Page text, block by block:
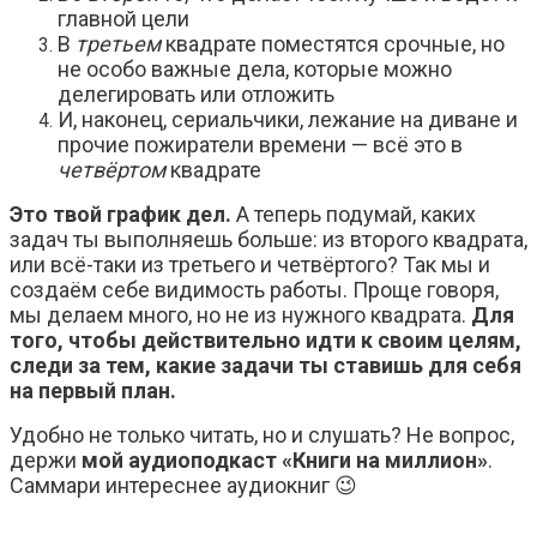
главной цели
В третьемквадрате поместятся срочные, но
не особо важные дела, которые можно
делегировать или отложить
И, наконец, сериальчики, лежание на диване и
прочие пожиратели времени — всё это в
четвёртомквадрате
Это твой график дел. А теперь подумай, каких
задач ты выполняешь больше: из второго квадрата,
или всё-таки из третьего и четвёртого? Так мы и
создаём себе видимость работы. Проще говоря,
мы делаем много, но не из нужного квадрата. Для
того, чтобы действительно идти к своим целям,
следи за тем, какие задачи ты ставишь для себя
на первый план.
Удобно не только читать, но и слушать? Не вопрос,
держи мой аудиоподкаст «Книги на миллион».
Саммари интереснее аудиокниг 😉